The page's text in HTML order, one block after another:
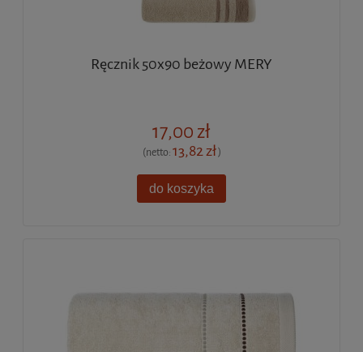
Ręcznik 50x90 beżowy MERY
17,00 zł
(netto:13,82 zł)
do koszyka